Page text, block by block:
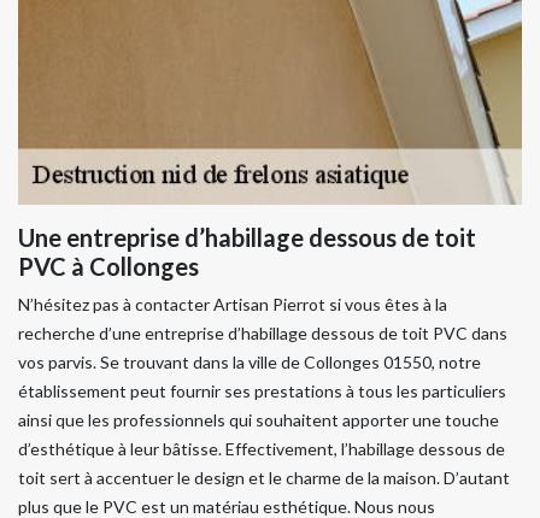
Une entreprise d’habillage dessous de toit
PVC à Collonges
N’hésitez pas à contacter Artisan Pierrot si vous êtes à la
recherche d’une entreprise d’habillage dessous de toit PVC dans
vos parvis. Se trouvant dans la ville de Collonges 01550, notre
établissement peut fournir ses prestations à tous les particuliers
ainsi que les professionnels qui souhaitent apporter une touche
d’esthétique à leur bâtisse. Effectivement, l’habillage dessous de
toit sert à accentuer le design et le charme de la maison. D’autant
plus que le PVC est un matériau esthétique. Nous nous